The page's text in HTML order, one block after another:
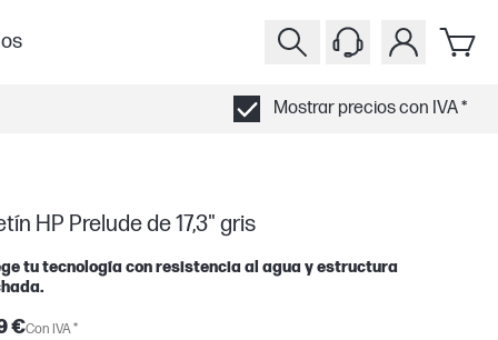
Mostrar precios con IVA *
HP Prelude de 17,3" gris
tu tecnología con resistencia al agua y estructura
€Con IVA *